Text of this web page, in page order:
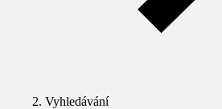
Vyhledávání